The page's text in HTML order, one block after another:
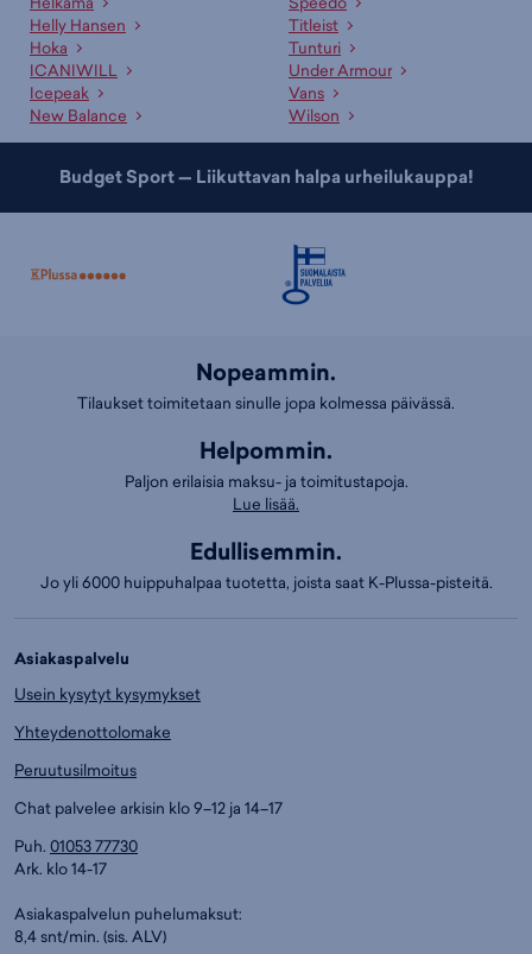
Helly Hansen
Hoka
ICANIWILL
Icepeak
New Balance
Titleist
Tunturi
Under Armour
Vans
Wilson
Budget Sport — Liikuttavan halpa urheilukauppa!
Nopeammin.
Tilaukset toimitetaan sinulle jopa kolmessa päivässä.
Helpommin.
Paljon erilaisia maksu- ja toimitustapoja.
Lue lisää.
Edullisemmin.
Jo yli 6000 huippuhalpaa tuotetta, joista saat K-Plussa-pisteitä.
Asiakaspalvelu
Usein kysytyt kysymykset
Yhteydenottolomake
Peruutusilmoitus
Chat palvelee arkisin klo 9–12 ja 14–17
Puh. 01053 77730
Ark. klo 14-17
Asiakaspalvelun puhelumaksut:
8,4 snt/min. (sis. ALV)